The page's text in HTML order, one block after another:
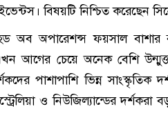
বিষয়টি নিশ্চিত করেছেন
অব অপারেশন্স ফয়সাল বাশার
আগের চেয়ে অনেক বেশি
পাশাপাশি ভিন্ন
ও নিউজিল্যান্ডের দর্শকরা